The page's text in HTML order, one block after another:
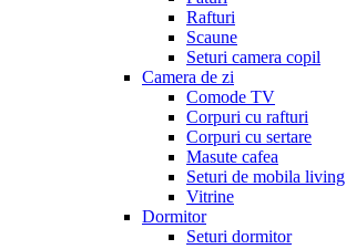
Rafturi
Scaune
Seturi camera copil
Camera de zi
Comode TV
Corpuri cu rafturi
Corpuri cu sertare
Masute cafea
Seturi de mobila living
Vitrine
Dormitor
Seturi dormitor